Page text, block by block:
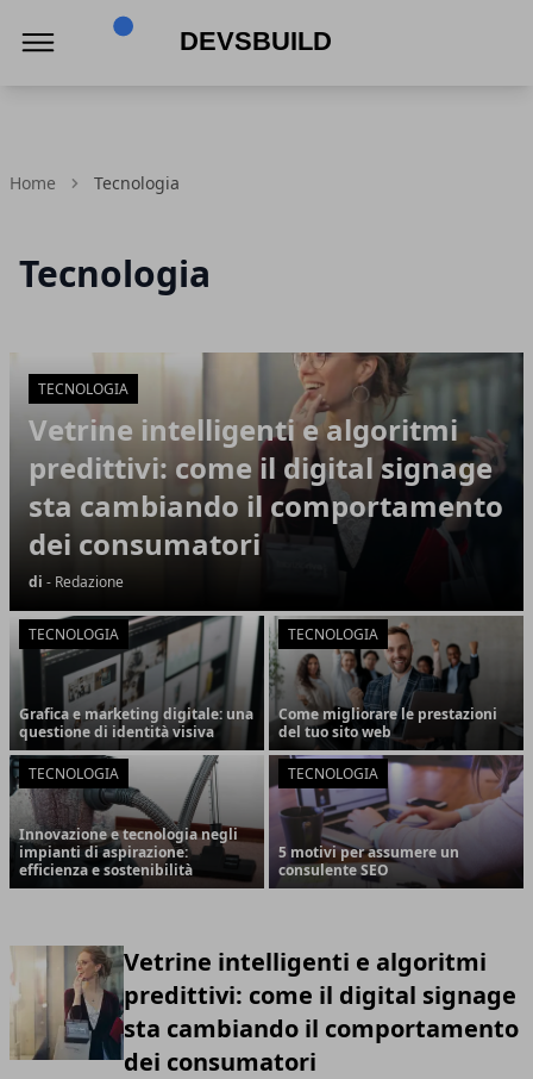
Home Tecnologia
Tecnologia
Articoli in Evidenza
TECNOLOGIA
Vetrine intelligenti e algoritmi
predittivi: come il digital signage
sta cambiando il comportamento
dei consumatori
di - Redazione
TECNOLOGIA
Grafica e marketing digitale: una
questione di identità visiva
TECNOLOGIA
Come migliorare le prestazioni
del tuo sito web
TECNOLOGIA
Innovazione e tecnologia negli
impianti di aspirazione:
efficienza e sostenibilità
TECNOLOGIA
5 motivi per assumere un
consulente SEO
Vetrine intelligenti e algoritmi
predittivi: come il digital signage
sta cambiando il comportamento
dei consumatori